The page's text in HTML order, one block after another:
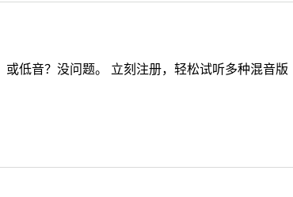
低音？没问题。 立刻注册，轻松试听多种混音版